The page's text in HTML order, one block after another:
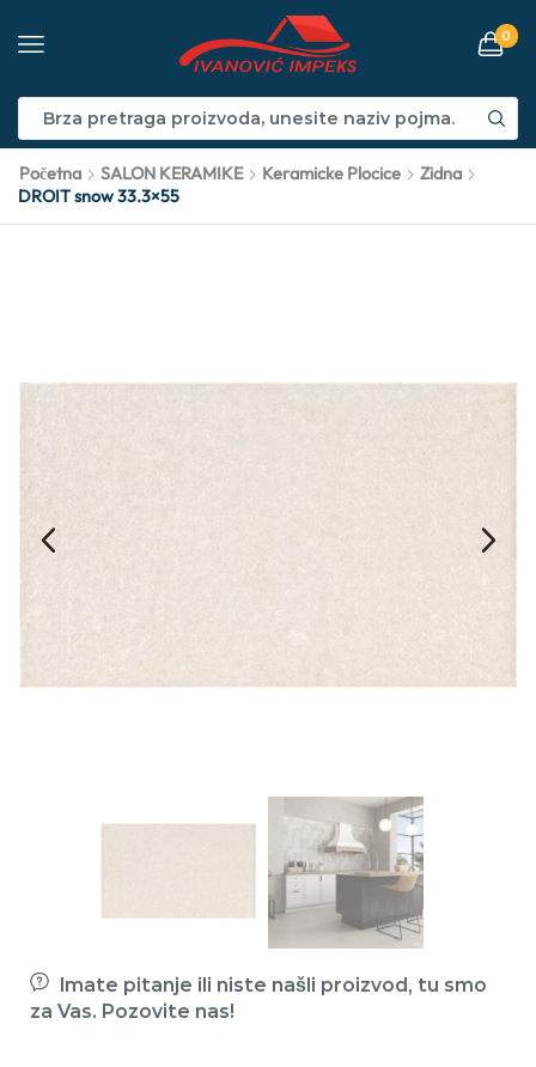
0
Početna SALON KERAMIKE Keramicke Plocice
Zidna
DROIT snow 33.3×55
Imate pitanje ili niste našli proizvod, tu smo
za Vas. Pozovite nas!